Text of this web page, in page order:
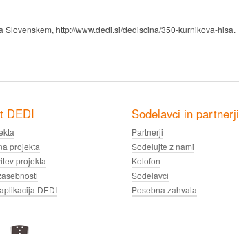
http://www.dedi.si/dediscina/350-kurnikova-hisa.
DEDI
projekta
projekta
DEDI
Sodelavci in partnerji
Partnerji
Sodelujte z nami
Kolofon
Sodelavci
Posebna zahvala